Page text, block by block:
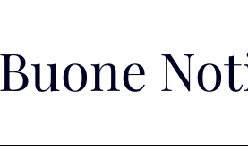
Buone